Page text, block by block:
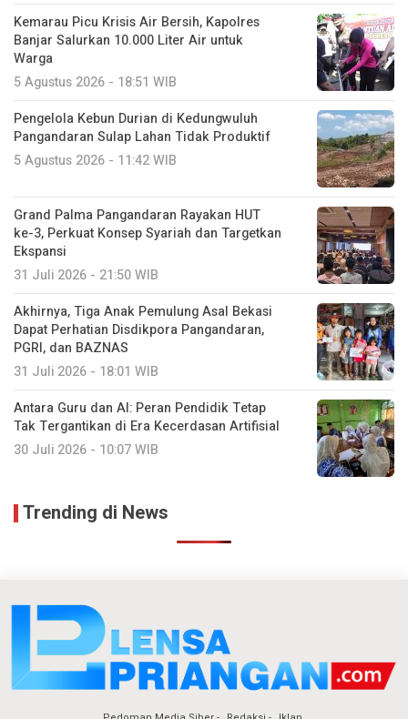
Kemarau Picu Krisis Air Bersih, Kapolres
Banjar Salurkan 10.000 Liter Air untuk
Warga
5 Agustus 2026 - 18:51 WIB
Pengelola Kebun Durian di Kedungwuluh
Pangandaran Sulap Lahan Tidak Produktif ‎
5 Agustus 2026 - 11:42 WIB
Grand Palma Pangandaran Rayakan HUT
ke-3, Perkuat Konsep Syariah dan Targetkan
Ekspansi
31 Juli 2026 - 21:50 WIB
Akhirnya, Tiga Anak Pemulung Asal Bekasi
Dapat Perhatian Disdikpora Pangandaran,
PGRI, dan BAZNAS
31 Juli 2026 - 18:01 WIB
Antara Guru dan AI: Peran Pendidik Tetap
Tak Tergantikan di Era Kecerdasan Artifisial
30 Juli 2026 - 10:07 WIB
Trending di News